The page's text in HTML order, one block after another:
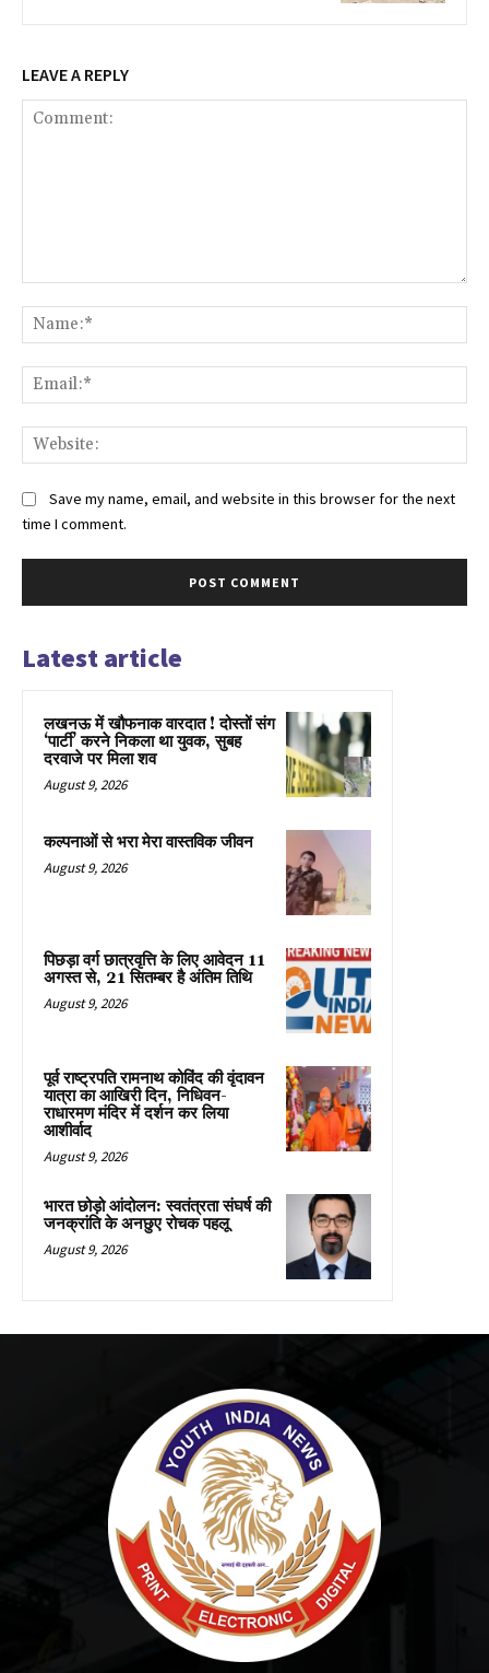
LEAVE A REPLY
Save my name, email, and website in this browser for the next
time I comment.
Latest article
लखनऊ में खौफनाक वारदात ! दोस्तों संग
‘पार्टी’ करने निकला था युवक, सुबह
दरवाजे पर मिला शव
August 9, 2026
कल्पनाओं से भरा मेरा वास्तविक जीवन
August 9, 2026
पिछड़ा वर्ग छात्रवृत्ति के लिए आवेदन 11
अगस्त से, 21 सितम्बर है अंतिम तिथि
August 9, 2026
पूर्व राष्ट्रपति रामनाथ कोविंद की वृंदावन
यात्रा का आखिरी दिन, निधिवन-
राधारमण मंदिर में दर्शन कर लिया
आशीर्वाद
August 9, 2026
भारत छोड़ो आंदोलन: स्वतंत्रता संघर्ष की
जनक्रांति के अनछुए रोचक पहलू
August 9, 2026